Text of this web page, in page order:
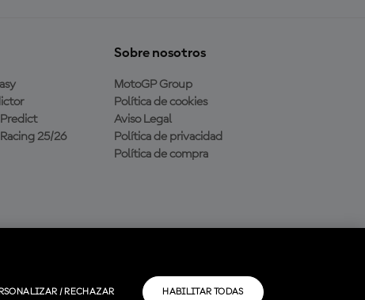
25/26
Sobre nosotros
MotoGP Group
Política de cookies
Aviso Legal
Política de privacidad
Política de compra
/ RECHAZAR HABILITAR TODAS